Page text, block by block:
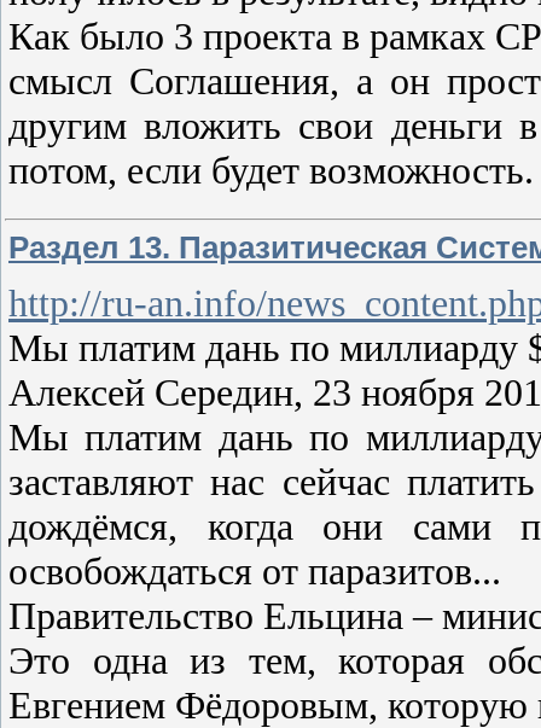
Как было 3 проекта в рамках
смысл Соглашения, а он
другим вложить свои деньги в
потом, если будет
Раздел 13. Паразитическая
http://ru-an.info/
Мы платим дань по миллиарду
Алексей Середин, 23 ноября
Мы платим дань по
заставляют нас сейчас
дождёмся, когда они сами
освобождаться от паразитов...
Правительство Ельцина –
Это одна из тем, которая
Евгением Фёдоровым,